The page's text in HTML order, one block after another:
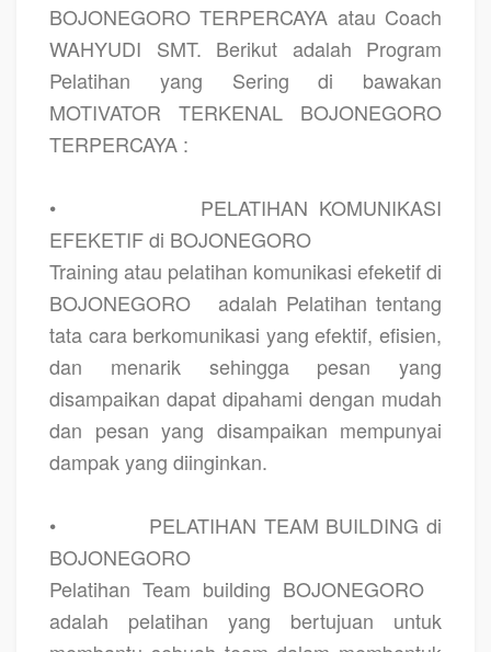
BOJONEGORO TERPERCAYA atau Coach
WAHYUDI SMT. Berikut adalah Program
Pelatihan yang Sering di bawakan
MOTIVATOR TERKENAL BOJONEGORO
TERPERCAYA :
•
PELATIHAN KOMUNIKASI
EFEKETIF di BOJONEGORO
Training atau pelatihan komunikasi efeketif di
BOJONEGORO
adalah Pelatihan tentang
tata cara berkomunikasi yang efektif, efisien,
dan menarik sehingga pesan yang
disampaikan dapat dipahami dengan mudah
dan pesan yang disampaikan mempunyai
dampak yang diinginkan.
•
PELATIHAN TEAM BUILDING di
BOJONEGORO
Pelatihan Team building BOJONEGORO
adalah pelatihan yang bertujuan untuk